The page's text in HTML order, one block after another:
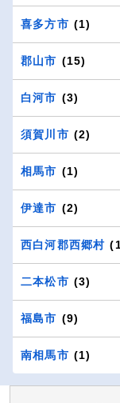
喜多方市 (1)
郡山市 (15)
白河市 (3)
須賀川市 (2)
相馬市 (1)
伊達市 (2)
西白河郡西郷村
二本松市 (3)
福島市 (9)
南相馬市 (1)